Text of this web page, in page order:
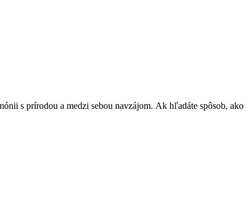
s prírodou a medzi sebou navzájom. Ak hľadáte spôsob, ako